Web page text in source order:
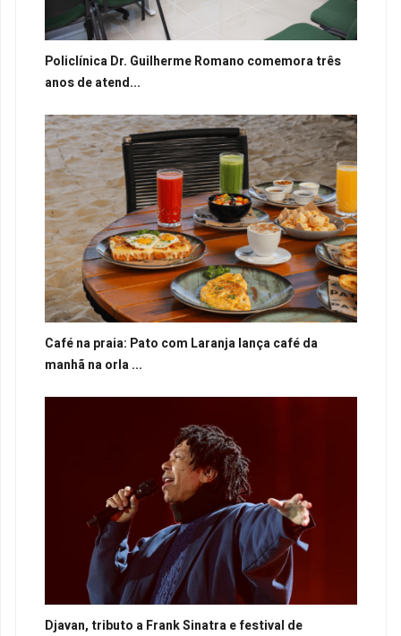
Policlínica Dr. Guilherme Romano comemora três
anos de atend...
Café na praia: Pato com Laranja lança café da
manhã na orla ...
Djavan, tributo a Frank Sinatra e festival de